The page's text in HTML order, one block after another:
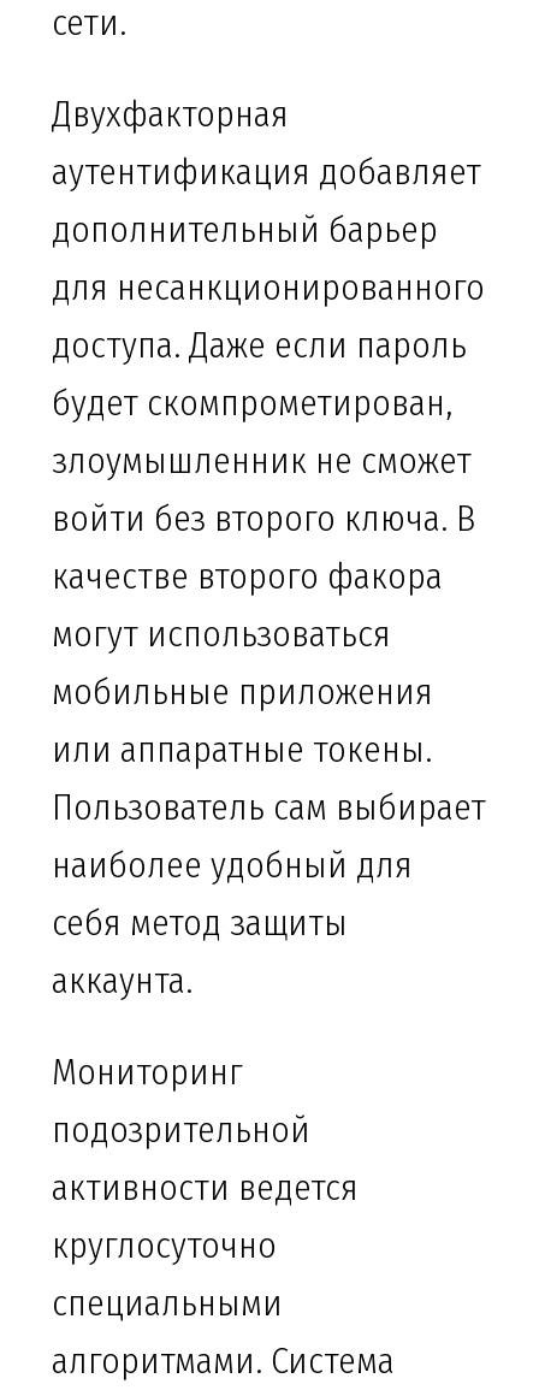
сети.
Двухфакторная
аутентификация добавляет
дополнительный барьер
для несанкционированного
доступа. Даже если пароль
будет скомпрометирован,
злоумышленник не сможет
войти без второго ключа. В
качестве второго факора
могут использоваться
мобильные приложения
или аппаратные токены.
Пользователь сам выбирает
наиболее удобный для
себя метод защиты
аккаунта.
Мониторинг
подозрительной
активности ведется
круглосуточно
специальными
алгоритмами. Система